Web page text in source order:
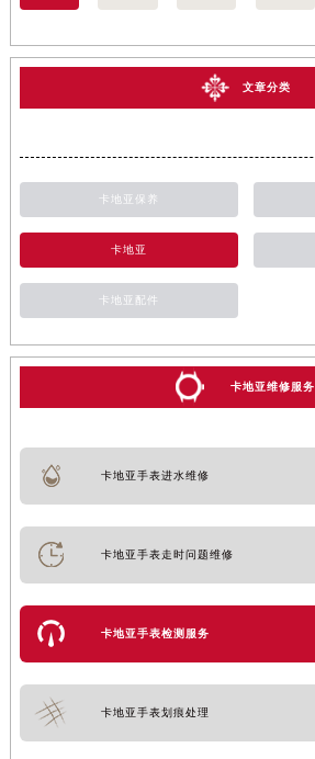
文章分类
卡地亚保养
卡地亚
卡地亚配件
卡地亚维修服务
卡地亚手表进水维修
卡地亚手表走时问题维修
卡地亚手表检测服务
卡地亚手表划痕处理